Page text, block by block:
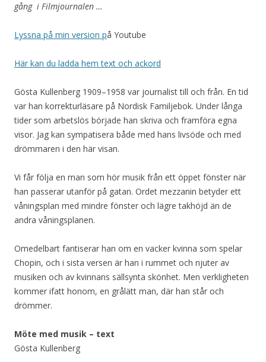
gång i Filmjournalen …
Lyssna på min version på Youtube
Här kan du ladda hem text och ackord
Gösta Kullenberg 1909–1958 var journalist till och från. En tid
var han korrekturläsare på Nordisk Familjebok. Under långa
tider som arbetslös började han skriva och framföra egna
visor. Jag kan sympatisera både med hans livsöde och med
drömmaren i den här visan.
Vi får följa en man som hör musik från ett öppet fönster när
han passerar utanför på gatan. Ordet mezzanin betyder ett
våningsplan med mindre fönster och lägre takhöjd än de
andra våningsplanen.
Omedelbart fantiserar han om en vacker kvinna som spelar
Chopin, och i sista versen är han i rummet och njuter av
musiken och av kvinnans sällsynta skönhet. Men verkligheten
kommer ifatt honom, en grålätt man, där han står och
drömmer.
Möte med musik – text
Gösta Kullenberg